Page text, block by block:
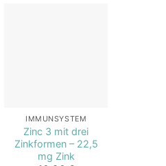
IMMUNSYSTEM
Zinc 3 mit drei
Zinkformen – 22,5
mg Zink